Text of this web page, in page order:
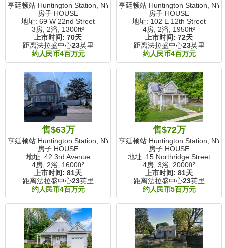
亨廷顿站 Huntington Station, NY
房子 HOUSE
地址: 69 W 22nd Street
3房, 2浴, 1300ft²
上市时间: 70天
距离法拉盛中心23英里
约人民币4百万元
亨廷顿站 Huntington Station, NY
房子 HOUSE
地址: 102 E 12th Street
4房, 2浴, 1950ft²
上市时间: 72天
距离法拉盛中心23英里
约人民币4百万元
售$63万
亨廷顿站 Huntington Station, NY
房子 HOUSE
地址: 42 3rd Avenue
4房, 2浴, 1600ft²
上市时间: 81天
距离法拉盛中心23英里
约人民币4百万元
售$72万
亨廷顿站 Huntington Station, NY
房子 HOUSE
地址: 15 Northridge Street
4房, 3浴, 2000ft²
上市时间: 81天
距离法拉盛中心23英里
约人民币5百万元